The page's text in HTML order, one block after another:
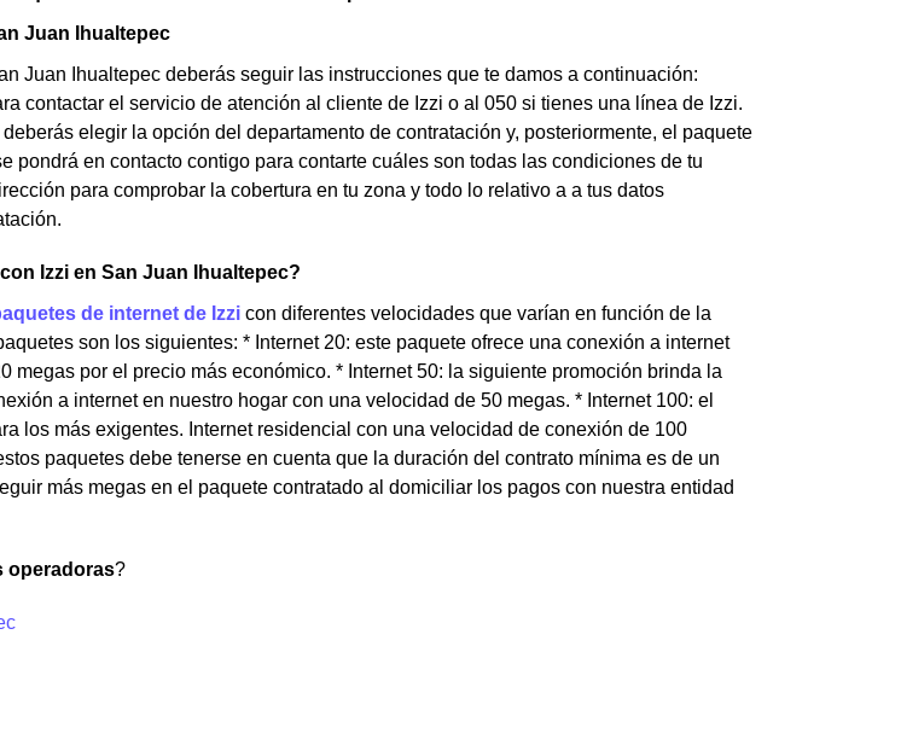
Juan Ihualtepec
Juan Ihualtepec deberás seguir las instrucciones que te damos a continuación:
contactar el servicio de atención al cliente de Izzi o al 050 si tienes una línea de Izzi.
elegir la opción del departamento de contratación y, posteriormente, el paquete
pondrá en contacto contigo para contarte cuáles son todas las condiciones de tu
para comprobar la cobertura en tu zona y todo lo relativo a a tus datos
Izzi en San Juan Ihualtepec?
de internet de Izzi con diferentes velocidades que varían en función de la
son los siguientes: * Internet 20: este paquete ofrece una conexión a internet
megas por el precio más económico. * Internet 50: la siguiente promoción brinda la
a internet en nuestro hogar con una velocidad de 50 megas. * Internet 100: el
los más exigentes. Internet residencial con una velocidad de conexión de 100
paquetes debe tenerse en cuenta que la duración del contrato mínima es de un
más megas en el paquete contratado al domiciliar los pagos con nuestra entidad
operadoras?